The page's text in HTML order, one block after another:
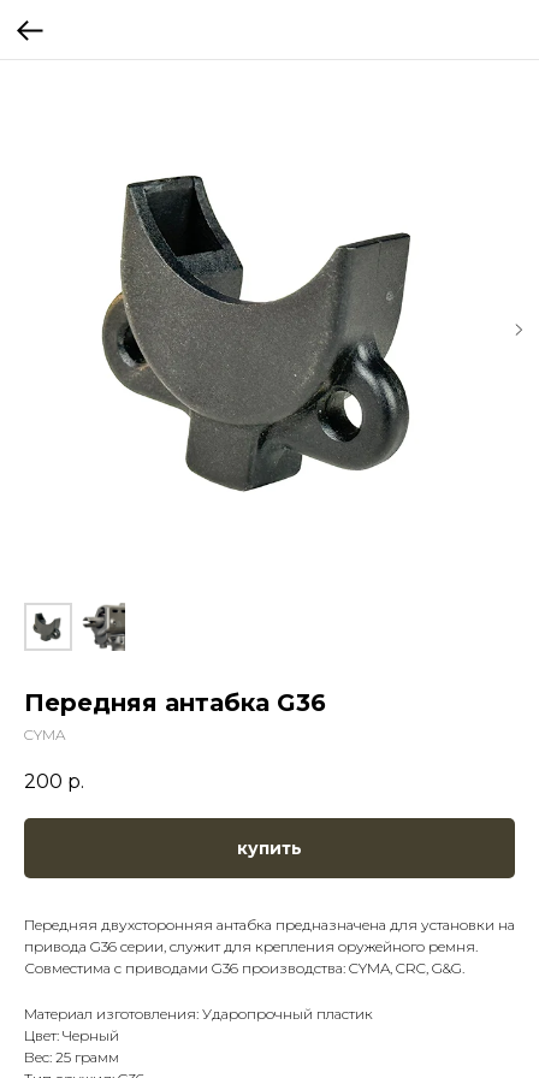
Передняя антабка G36
CYMA
200 р.
купить
Передняя двухсторонняя антабка предназначена для установки на
привода G36 серии, служит для крепления оружейного ремня.
Совместима с приводами G36 производства: CYMA, CRC, G&G.
Материал изготовления: Ударопрочный пластик
Цвет: Черный
Вес: 25 грамм